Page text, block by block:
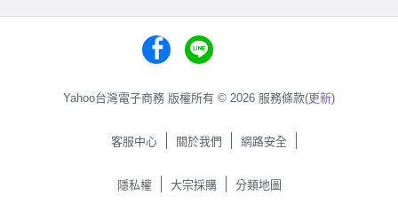
Yahoo台灣電子商務 版權所有 © 2026 服務條款(更新)
客服中心 關於我們 網路安全
隱私權 大宗採購 分類地圖